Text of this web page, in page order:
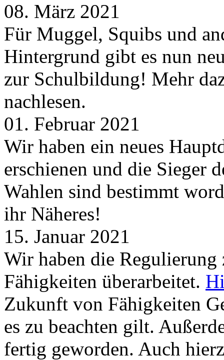
08. März 2021
Für Muggel, Squibs und
Hintergrund gibt es nun
zur Schulbildung! Mehr
nachlesen.
01. Februar 2021
Wir haben ein neues
erschienen und die Sieger
Wahlen sind bestimmt
ihr Näheres!
15. Januar 2021
Wir haben die
Fähigkeiten überarbeitet.
Zukunft von Fähigkeiten
es zu beachten gilt.
fertig geworden. Auch